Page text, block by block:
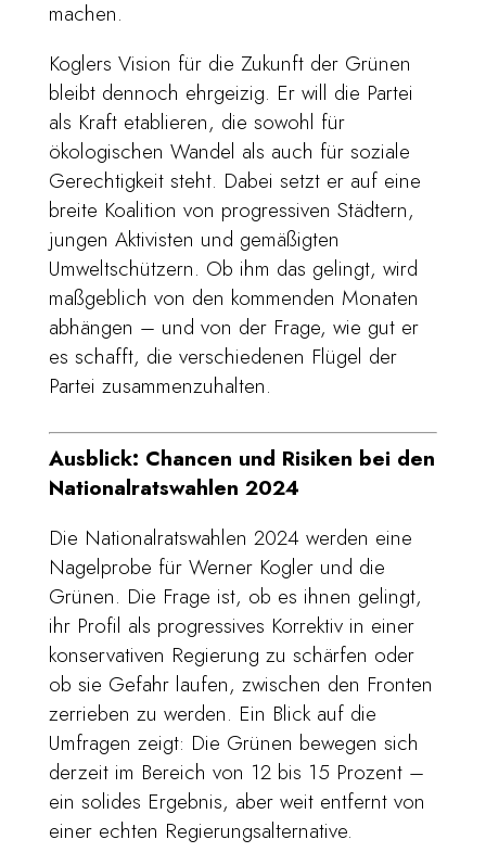
machen.
Koglers Vision für die Zukunft der Grünen
bleibt dennoch ehrgeizig. Er will die Partei
als Kraft etablieren, die sowohl für
ökologischen Wandel als auch für soziale
Gerechtigkeit steht. Dabei setzt er auf eine
breite Koalition von progressiven Städtern,
jungen Aktivisten und gemäßigten
Umweltschützern. Ob ihm das gelingt, wird
maßgeblich von den kommenden Monaten
abhängen – und von der Frage, wie gut er
es schafft, die verschiedenen Flügel der
Partei zusammenzuhalten.
Ausblick: Chancen und Risiken bei den
Nationalratswahlen 2024
Die Nationalratswahlen 2024 werden eine
Nagelprobe für Werner Kogler und die
Grünen. Die Frage ist, ob es ihnen gelingt,
ihr Profil als progressives Korrektiv in einer
konservativen Regierung zu schärfen oder
ob sie Gefahr laufen, zwischen den Fronten
zerrieben zu werden. Ein Blick auf die
Umfragen zeigt: Die Grünen bewegen sich
derzeit im Bereich von 12 bis 15 Prozent –
ein solides Ergebnis, aber weit entfernt von
einer echten Regierungsalternative.